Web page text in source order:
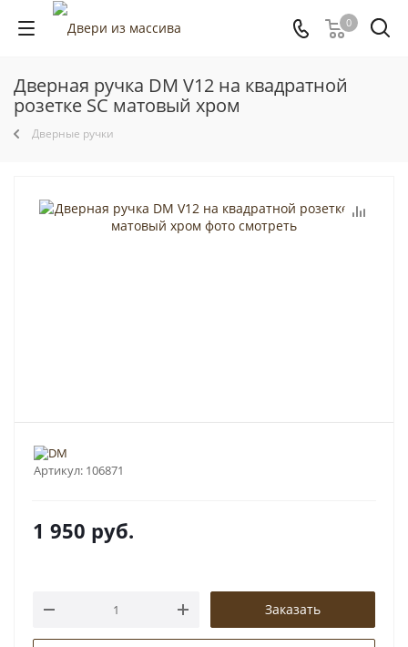
0
Дверная ручка DM V12 на квадратной
розетке SC матовый хром
Дверные ручки
Артикул: 106871
1 950 руб.
Заказать